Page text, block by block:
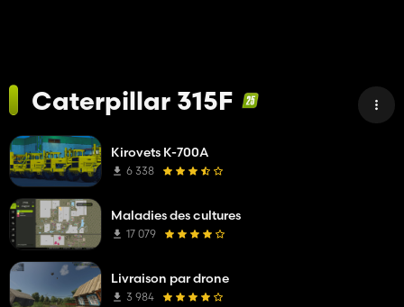
Caterpillar 315F
Kirovets K-700A
6 338
Maladies des cultures
17 079
Livraison par drone
3 984